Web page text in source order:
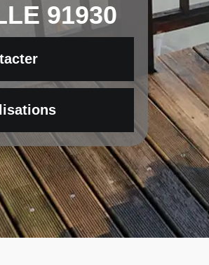
91930